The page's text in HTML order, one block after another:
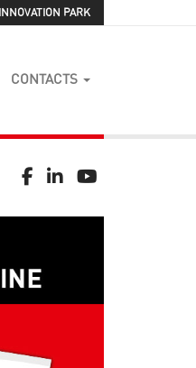
INNOVATION PARK
CONTACTS